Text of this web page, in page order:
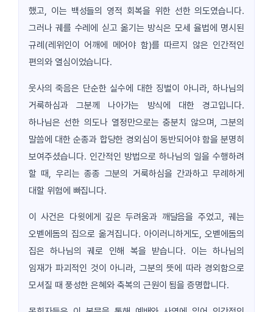
했고, 이는 백성들의 영적 회복을 위한 선한 의도였습니다.
그러나 궤를 수레에 싣고 옮기는 방식은 모세 율법에 명시된
규례(레위인이 어깨에 메어야 함)를 따르지 않은 인간적인
편의와 열심이었습니다.
웃사의 죽음은 단순한 실수에 대한 징벌이 아니라, 하나님의
거룩하심과 그분께 나아가는 방식에 대한 경고입니다.
하나님은 선한 의도나 열정만으로는 충분치 않으며, 그분의
말씀에 대한 순종과 합당한 경외심이 동반되어야 함을 분명히
보여주셨습니다. 인간적인 방법으로 하나님의 일을 수행하려
할 때, 우리는 종종 그분의 거룩하심을 간과하고 무례하게
대할 위험에 빠집니다.
이 사건은 다윗에게 깊은 두려움과 깨달음을 주었고, 궤는
오벧에돔의 집으로 옮겨집니다. 아이러니하게도, 오벧에돔의
집은 하나님의 궤로 인해 복을 받습니다. 이는 하나님의
임재가 파괴적인 것이 아니라, 그분의 뜻에 따라 경외함으로
모셔질 때 풍성한 은혜와 축복의 근원이 됨을 증명합니다.